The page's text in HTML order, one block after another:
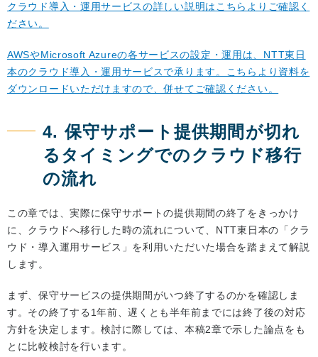
クラウド導入・運用サービスの詳しい説明はこちらよりご確認く
ださい。
AWSやMicrosoft Azureの各サービスの設定・運用は、NTT東日
本のクラウド導入・運用サービスで承ります。こちらより資料を
ダウンロードいただけますので、併せてご確認ください。
4. 保守サポート提供期間が切れ
るタイミングでのクラウド移行
の流れ
この章では、実際に保守サポートの提供期間の終了をきっかけ
に、クラウドへ移行した時の流れについて、NTT東日本の「クラ
ウド・導入運用サービス」を利用いただいた場合を踏まえて解説
します。
まず、保守サービスの提供期間がいつ終了するのかを確認しま
す。その終了する1年前、遅くとも半年前までには終了後の対応
方針を決定します。検討に際しては、本稿2章で示した論点をも
とに比較検討を行います。